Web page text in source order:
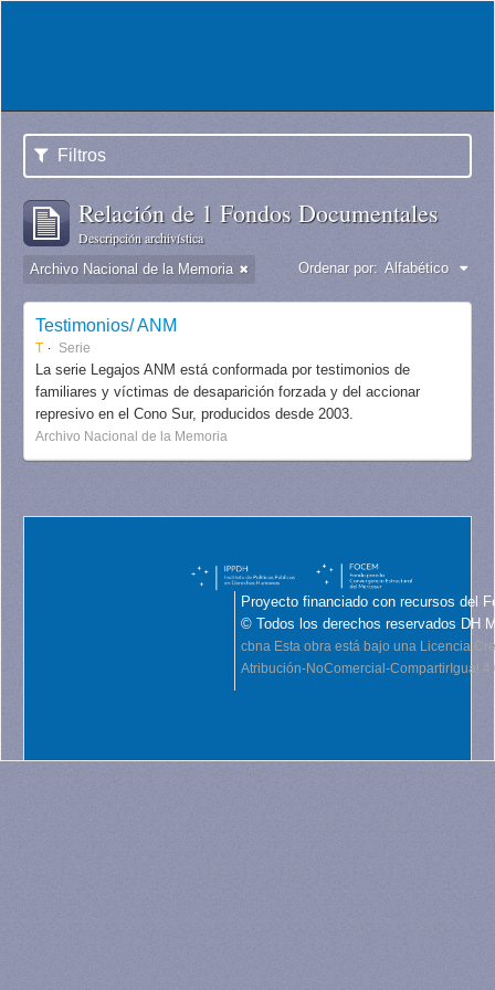
Filtros
Relación de 1 Fondos Documentales
Descripción archivística
Archivo Nacional de la Memoria Ordenar por: Alfabético
Testimonios/ ANM
T Serie
La serie Legajos ANM está conformada por testimonios de
familiares y víctimas de desaparición forzada y del accionar
represivo en el Cono Sur, producidos desde 2003.
Archivo Nacional de la Memoria
Proyecto financiado con recursos del
© Todos los derechos reservados DH
cbna Esta obra está bajo una Licencia
Atribución-NoComercial-CompartirIgual